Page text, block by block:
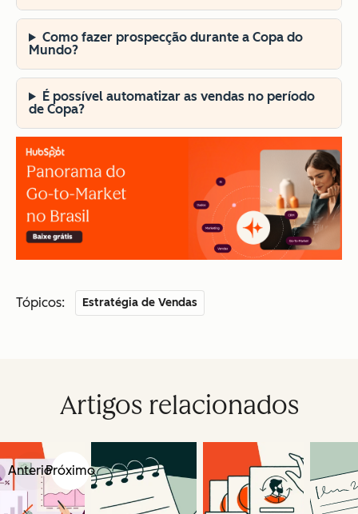
Como fazer prospecção durante a Copa do
Mundo?
É possível automatizar as vendas no período
de Copa?
Tópicos: Estratégia de Vendas
Artigos relacionados
AnteriorPróximo